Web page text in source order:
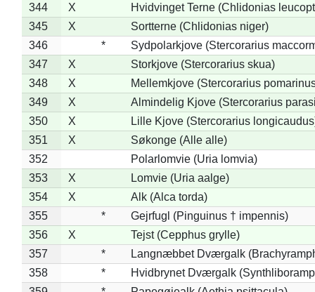
344
X
Hvidvinget Terne (Chlidonias
345
X
Sortterne (Chlidonias niger)
346
*
Sydpolarkjove (Stercorarius
347
X
Storkjove (Stercorarius skua)
348
X
Mellemkjove (Stercorarius
349
X
Almindelig Kjove (Stercorarius
350
X
Lille Kjove (Stercorarius
351
X
Søkonge (Alle alle)
352
Polarlomvie (Uria lomvia)
353
X
Lomvie (Uria aalge)
354
X
Alk (Alca torda)
355
*
Gejrfugl (Pinguinus † impennis)
356
X
Tejst (Cepphus grylle)
357
*
Langnæbbet Dværgalk
358
*
Hvidbrynet Dværgalk